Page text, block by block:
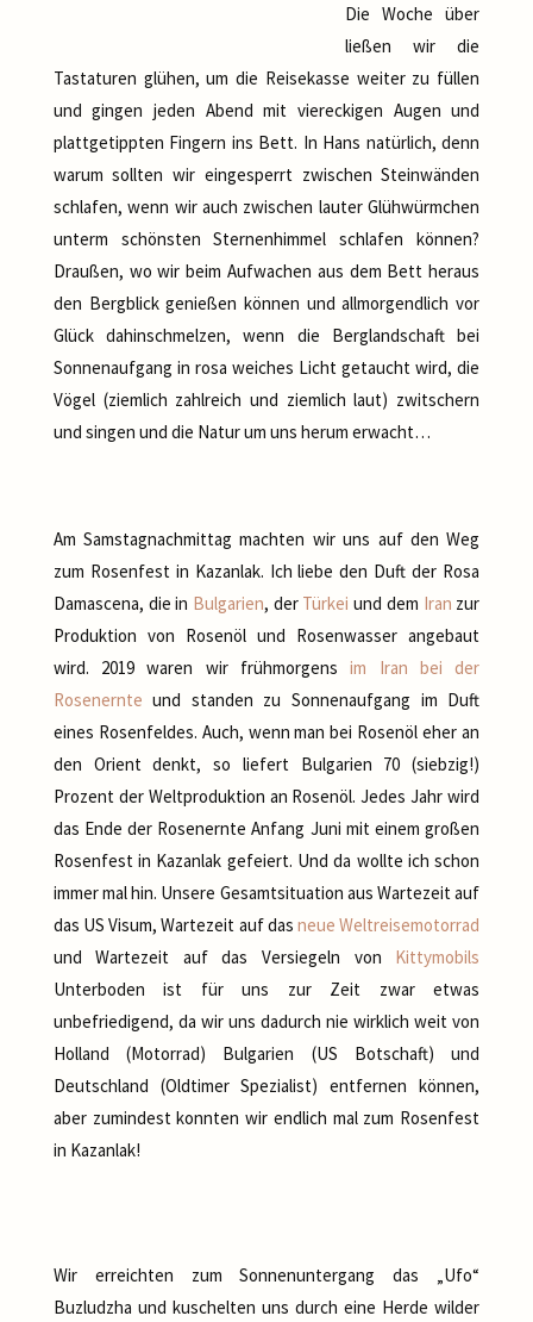
Die Woche über
ließen wir die
Tastaturen glühen, um die Reisekasse weiter zu füllen
und gingen jeden Abend mit viereckigen Augen und
plattgetippten Fingern ins Bett. In Hans natürlich, denn
warum sollten wir eingesperrt zwischen Steinwänden
schlafen, wenn wir auch zwischen lauter Glühwürmchen
unterm schönsten Sternenhimmel schlafen können?
Draußen, wo wir beim Aufwachen aus dem Bett heraus
den Bergblick genießen können und allmorgendlich vor
Glück dahinschmelzen, wenn die Berglandschaft bei
Sonnenaufgang in rosa weiches Licht getaucht wird, die
Vögel (ziemlich zahlreich und ziemlich laut) zwitschern
und singen und die Natur um uns herum erwacht…
Am Samstagnachmittag machten wir uns auf den Weg
zum Rosenfest in Kazanlak. Ich liebe den Duft der Rosa
Damascena, die in Bulgarien, der Türkei und dem Iran zur
Produktion von Rosenöl und Rosenwasser angebaut
wird. 2019 waren wir frühmorgensim Iran bei der
Rosenernte und standen zu Sonnenaufgang im Duft
eines Rosenfeldes. Auch, wenn man bei Rosenöl eher an
den Orient denkt, so liefert Bulgarien 70 (siebzig!)
Prozent der Weltproduktion an Rosenöl. Jedes Jahr wird
das Ende der Rosenernte Anfang Juni mit einem großen
Rosenfest in Kazanlak gefeiert. Und da wollte ich schon
immer mal hin. Unsere Gesamtsituation aus Wartezeit auf
das US Visum, Wartezeit auf das neue Weltreisemotorrad
und Wartezeit auf das Versiegeln von Kittymobils
Unterboden ist für uns zur Zeit zwar etwas
unbefriedigend, da wir uns dadurch nie wirklich weit von
Holland (Motorrad) Bulgarien (US Botschaft) und
Deutschland (Oldtimer Spezialist) entfernen können,
aber zumindest konnten wir endlich mal zum Rosenfest
in Kazanlak!
Wir erreichten zum Sonnenuntergang das „Ufo“
Buzludzha und kuschelten uns durch eine Herde wilder